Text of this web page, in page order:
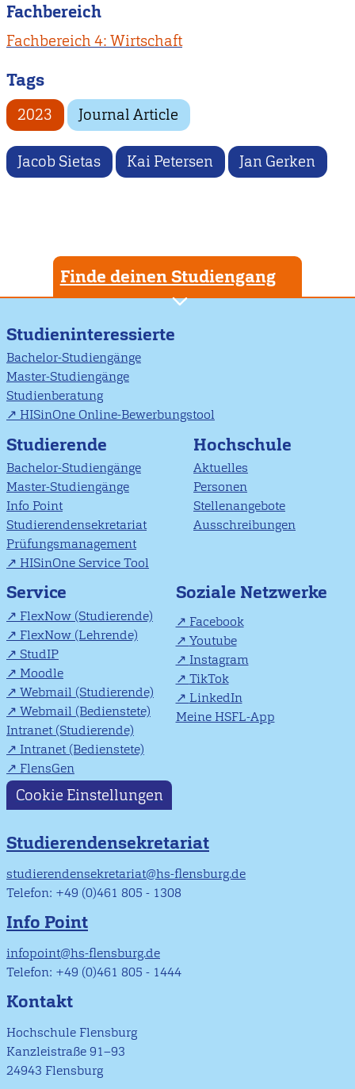
Fachbereich
Fachbereich 4: Wirtschaft
Tags
2023 Journal Article
Jacob Sietas Kai Petersen Jan Gerken
Finde deinen Studiengang
Studieninteressierte
Bachelor-Studiengänge
Master-Studiengänge
Studienberatung
HISinOne Online-Bewerbungstool
Studierende
Bachelor-Studiengänge
Master-Studiengänge
Info Point
Studierendensekretariat
Prüfungsmanagement
HISinOne Service Tool
Hochschule
Aktuelles
Personen
Stellenangebote
Ausschreibungen
Service
FlexNow (Studierende)
FlexNow (Lehrende)
StudIP
Moodle
Webmail (Studierende)
Webmail (Bedienstete)
Intranet (Studierende)
Intranet (Bedienstete)
FlensGen
Soziale Netzwerke
Facebook
Youtube
Instagram
TikTok
LinkedIn
Meine HSFL-App
Cookie Einstellungen
Studierendensekretariat
studierendensekretariat@hs-flensburg.de
Telefon: +49 (0)461 805 - 1308
Info Point
infopoint@hs-flensburg.de
Telefon: +49 (0)461 805 - 1444
Kontakt
Hochschule Flensburg
Kanzleistraße 91–93
24943 Flensburg